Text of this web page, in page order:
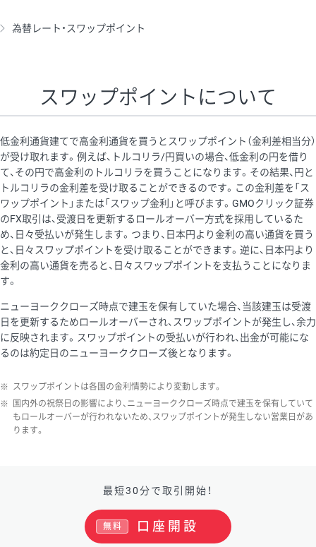
為替レート・スワップポイント
スワップポイントについて
低金利通貨建てで高金利通貨を買うとスワップポイント（金利差相当分）
が受け取れます。例えば、トルコリラ/円買いの場合、低金利の円を借り
て、その円で高金利のトルコリラを買うことになります。その結果、円と
トルコリラの金利差を受け取ることができるのです。この金利差を「ス
ワップポイント」または「スワップ金利」と呼びます。GMOクリック証券
のFX取引は、受渡日を更新するロールオーバー方式を採用しているた
め、日々受払いが発生します。つまり、日本円より金利の高い通貨を買う
と、日々スワップポイントを受け取ることができます。逆に、日本円より
金利の高い通貨を売ると、日々スワップポイントを支払うことになりま
す。
ニューヨーククローズ時点で建玉を保有していた場合、当該建玉は受渡
日を更新するためロールオーバーされ、スワップポイントが発生し、余力
に反映されます。スワップポイントの受払いが行われ、出金が可能にな
るのは約定日のニューヨーククローズ後となります。
※ スワップポイントは各国の金利情勢により変動します。
※
国内外の祝祭日の影響により、ニューヨーククローズ時点で建玉を保有していて
もロールオーバーが行われないため、スワップポイントが発生しない営業日があ
ります。
最短30分で取引開始！
口座開設
無料